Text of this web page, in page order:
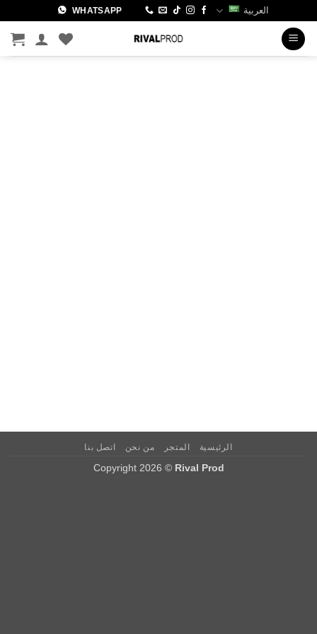
للمحتوى
العربية WHATSAPP
الرئيسية المتجر من نحن اتصل بنا
Copyright 2026 © Rival Prod